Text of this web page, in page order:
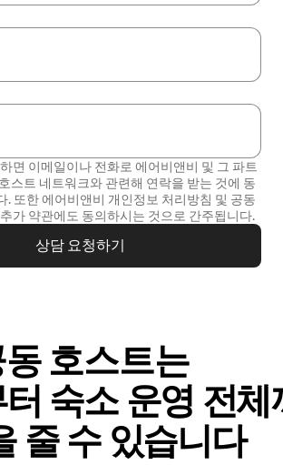
면 이메일이나 전화로 에어비앤비 및 그 파트
스트 네트워크와 관련해 연락을 받는 것에 동
. 또한 에어비앤비 개인정보 처리방침 및 공동
가 약관에도 동의하시는 것으로 간주됩니다.
상담 요청하기
호스트는
숙⁠소 운⁠영 전⁠체⁠
줄 수 있⁠습⁠니⁠다